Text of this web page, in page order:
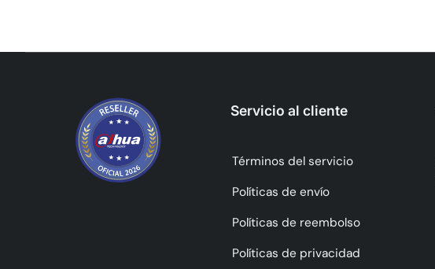
Servicio al cliente
Términos del servicio
Políticas de envío
Políticas de reembolso
Políticas de privacidad